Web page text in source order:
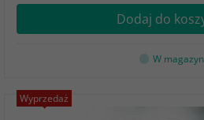
Dodaj do
W
Wyprzedaż